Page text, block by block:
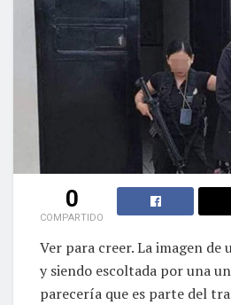
0
COMPARTIDO
Ver para creer. La imagen de
y siendo escoltada por una
parecería que es parte del